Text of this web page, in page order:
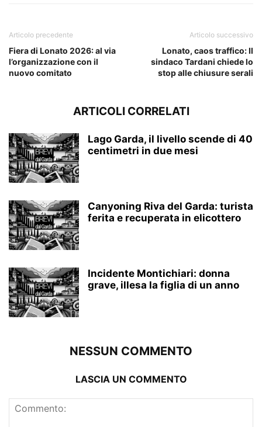
Articolo precedente
Fiera di Lonato 2026: al via
l’organizzazione con il
nuovo comitato
Articolo successivo
Lonato, caos traffico: Il
sindaco Tardani chiede lo
stop alle chiusure serali
ARTICOLI CORRELATI
Lago Garda, il livello scende di 40
centimetri in due mesi
Canyoning Riva del Garda: turista
ferita e recuperata in elicottero
Incidente Montichiari: donna
grave, illesa la figlia di un anno
NESSUN COMMENTO
LASCIA UN COMMENTO